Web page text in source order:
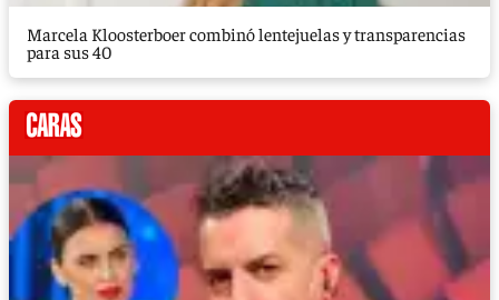
Marcela Kloosterboer combinó lentejuelas y transparencias
para sus 40